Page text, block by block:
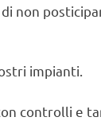
di non
impianti.
controlli e